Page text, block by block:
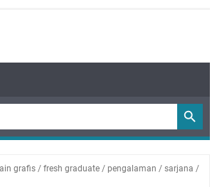
grafis / fresh graduate / pengalaman / sarjana /